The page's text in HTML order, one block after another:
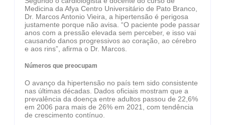
Medicina da Afya Centro Universitário de Pato Branco,
Dr. Marcos Antonio Vieira, a hipertensão é perigosa
justamente porque não avisa. “O paciente pode passar
anos com a pressão elevada sem perceber, e isso vai
causando danos progressivos ao coração, ao cérebro
e aos rins”, afirma o Dr. Marcos.
Números que preocupam
O avanço da hipertensão no país tem sido consistente
nas últimas décadas. Dados oficiais mostram que a
prevalência da doença entre adultos passou de 22,6%
em 2006 para mais de 26% em 2021, com tendência
de crescimento contínuo.